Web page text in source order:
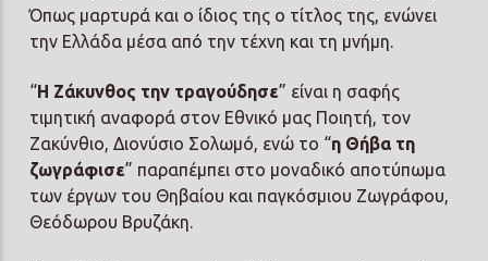
Όπως μαρτυρά και ο ίδιος της ο τίτλος της, ενώνει
την Ελλάδα μέσα από την τέχνη και τη μνήμη.
“Η Ζάκυνθος την τραγούδησε” είναι η σαφής
τιμητική αναφορά στον Εθνικό μας Ποιητή, τον
Ζακύνθιο, Διονύσιο Σολωμό, ενώ το “η Θήβα τη
ζωγράφισε” παραπέμπει στο μοναδικό αποτύπωμα
των έργων του Θηβαίου και παγκόσμιου Ζωγράφου,
Θεόδωρου Βρυζάκη.